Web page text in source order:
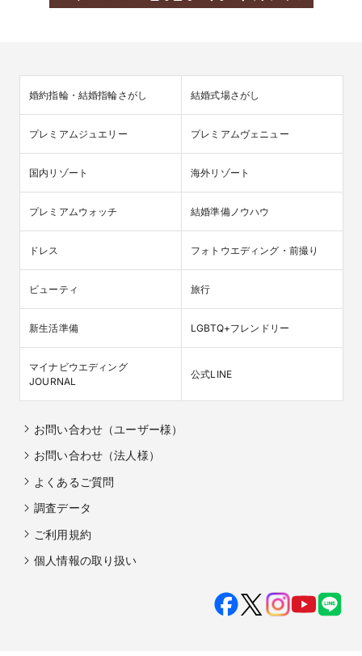
婚約指輪・結婚指輪さがし 結婚式場さがし
プレミアムジュエリー プレミアムヴェニュー
国内リゾート 海外リゾート
プレミアムウォッチ 結婚準備ノウハウ
ドレス フォトウエディング・前撮り
ビューティ 旅行
新生活準備 LGBTQ+フレンドリー
マイナビウエディング
JOURNAL
公式LINE
お問い合わせ（ユーザー様）
お問い合わせ（法人様）
よくあるご質問
調査データ
ご利用規約
個人情報の取り扱い